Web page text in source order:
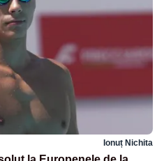
Ionuț Nichita